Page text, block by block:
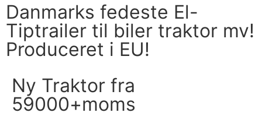
Danmarks fedeste El-
Tiptrailer til biler traktor mv!
Produceret i EU!
Ny Traktor fra
59000+moms